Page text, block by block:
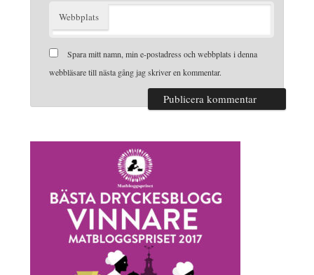
Webbplats
Spara mitt namn, min e-postadress och webbplats i denna
webbläsare till nästa gång jag skriver en kommentar.